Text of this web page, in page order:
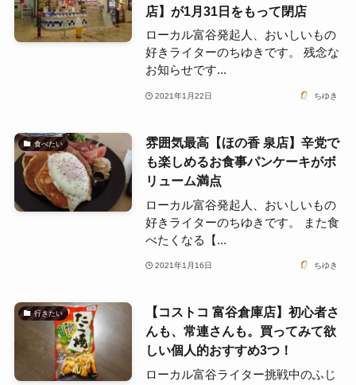
店】が1月31日をもって閉店
ローカル富谷発起人、おいしいもの
好きライターのちゆきです。 残念な
お知らせです...
2021年1月22日 ちゆき
食べたい
雰囲気最高【ほの香 泉店】辛党で
も楽しめるお食事パンケーキがボ
リューム満点
ローカル富谷発起人、おいしいもの
好きライターのちゆきです。 また食
べたくなる【...
2021年1月16日 ちゆき
行きたい
【コストコ 富谷倉庫店】初心者さ
んも、常連さんも。買ってみて欲
しい個人的おすすめ3つ！
ローカル富谷ライター挑戦中のふじ